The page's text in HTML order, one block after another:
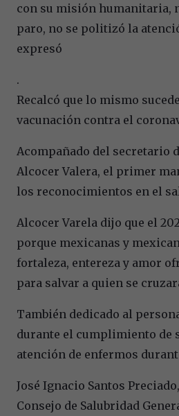
con su misión humanitaria,
paro, no se politizó la
expresó
.
Recalcó que lo mismo
vacunación contra el
Acompañado del secretario
Alcocer Valera, el primer
los reconocimientos en el
Alcocer Varela dijo que el
porque mexicanas y
fortaleza, entereza y amor
para salvar a quien se
También dedicado al
durante el cumplimiento de
atención de enfermos
José Ignacio Santos
Consejo de Salubridad